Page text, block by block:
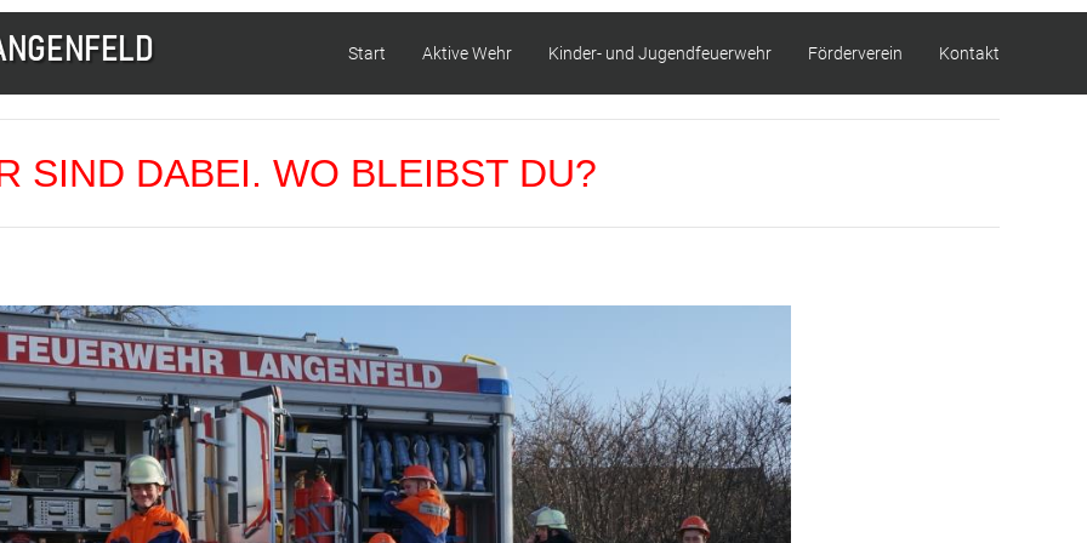
Start Aktive Wehr Kinder- und Jugendfeuerwehr Förderverein Kontakt
SIND DABEI. WO BLEIBST DU?